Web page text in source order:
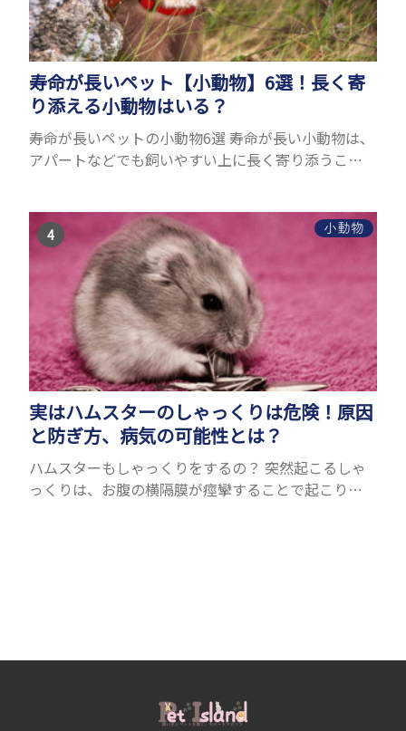
寿命が長いペット【小動物】6選！長く寄
り添える小動物はいる？
寿命が長いペットの小動物6選 寿命が長い小動物は、
アパートなどでも飼いやすい上に長く寄り添うこと
育のポイ...
小動物
実はハムスターのしゃっくりは危険！原因
と防ぎ方、病気の可能性とは？
ハムスターもしゃっくりをするの？ 突然起こるしゃ
っくりは、お腹の横隔膜が痙攣することで起こりま